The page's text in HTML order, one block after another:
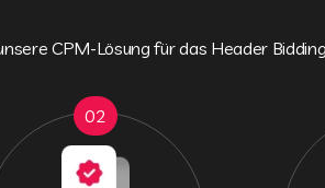
CPM-Lösung für das Header
02